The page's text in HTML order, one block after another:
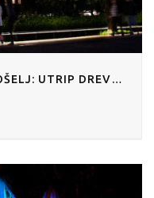
SABINA ČERNIČ IN JANEZ GROŠELJ: UTRIP DREVESA